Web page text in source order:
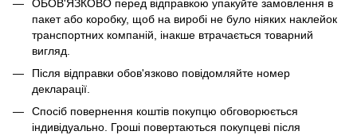
ОБОВ'ЯЗКОВО перед відправкою упакуйте замовлення в
пакет або коробку, щоб на виробі не було ніяких наклейок
транспортних компаній, інакше втрачається товарний
вигляд.
Після відправки обов'язково повідомляйте номер
декларації.
Спосіб повернення коштів покупцю обговорюється
індивідуально. Гроші повертаються покупцеві після